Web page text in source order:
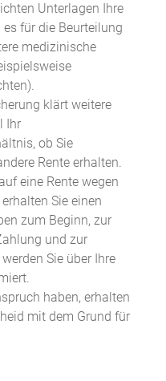
Unterlagen Ihre
für die Beurteilung
medizinische
klärt weitere
Ihr
ob Sie
Rente erhalten.
eine Rente wegen
Sie einen
zum Beginn, zur
und zur
Sie über Ihre
haben, erhalten
mit dem Grund für